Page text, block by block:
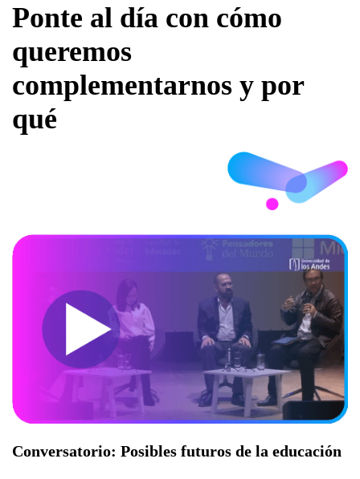
Ponte al día con cómo
queremos
complementarnos y por
qué
Conversatorio: Posibles futuros de la educación